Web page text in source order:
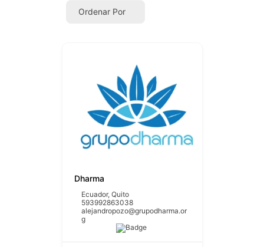
Ordenar Por
Dharma
Ecuador, Quito
593992863038
alejandropozo@grupodharma.or
g